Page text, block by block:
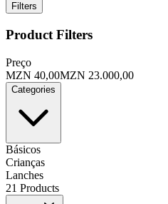
Filters
Product Filters
Preço
MZN 40,00MZN 23.000,00
Categories
Básicos
Crianças
Lanches
21 Products